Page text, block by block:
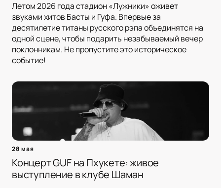
Летом 2026 года стадион «Лужники» оживет
звуками хитов Басты и Гуфа. Впервые за
десятилетие титаны русского рэпа объединятся на
одной сцене, чтобы подарить незабываемый вечер
поклонникам. Не пропустите это историческое
событие!
28 мая
Концерт GUF на Пхукете: живое
выступление в клубе Шаман